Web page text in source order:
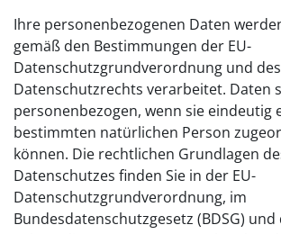
Ihre personenbezogenen Daten
gemäß den Bestimmungen der EU-
Datenschutzgrundverordnung und
Datenschutzrechts verarbeitet. Daten
personenbezogen, wenn sie eindeutig
bestimmten natürlichen Person
können. Die rechtlichen Grundlagen
Datenschutzes finden Sie in der EU-
Datenschutzgrundverordnung, im
Bundesdatenschutzgesetz (BDSG) und